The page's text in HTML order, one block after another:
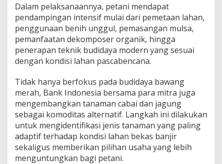
Dalam pelaksanaannya, petani mendapat
pendampingan intensif mulai dari pemetaan lahan,
penggunaan benih unggul, pemasangan mulsa,
pemanfaatan dekomposer organik, hingga
penerapan teknik budidaya modern yang sesuai
dengan kondisi lahan pascabencana.
Tidak hanya berfokus pada budidaya bawang
merah, Bank Indonesia bersama para mitra juga
mengembangkan tanaman cabai dan jagung
sebagai komoditas alternatif. Langkah ini dilakukan
untuk mengidentifikasi jenis tanaman yang paling
adaptif terhadap kondisi lahan bekas banjir
sekaligus memberikan pilihan usaha yang lebih
menguntungkan bagi petani.